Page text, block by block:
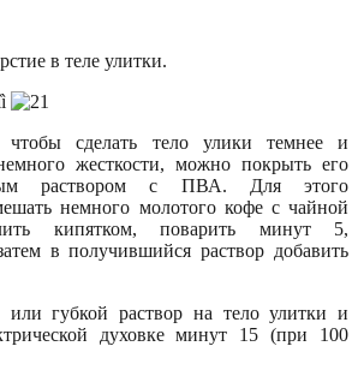
в теле улитки.
сделать тело улики темнее и
жесткости, можно покрыть его
раствором с ПВА. Для этого
немного молотого кофе с чайной
кипятком, поварить минут 5,
в получившийся раствор добавить
или губкой раствор на тело улитки и
духовке минут 15 (при 100